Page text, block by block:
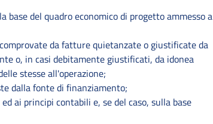
del quadro economico di progetto ammesso a
da fatture quietanzate o giustificate da
o, in casi debitamente giustificati, da idonea
stesse all'operazione;
dalla fonte di finanziamento;
ai principi contabili e, se del caso, sulla base